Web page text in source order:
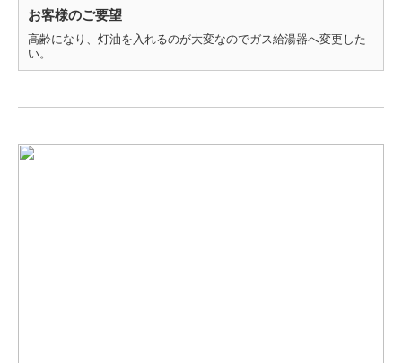
お客様のご要望
高齢になり、灯油を入れるのが大変なのでガス給湯器へ変更した
い。